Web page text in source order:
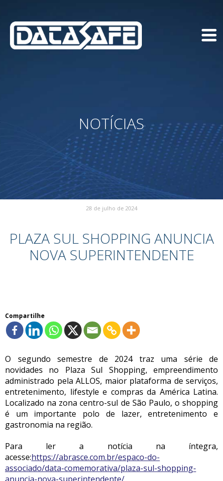
NOTÍCIAS
28 de julho de 2024
PLAZA SUL SHOPPING ANUNCIA
NOVA SUPERINTENDENTE
Compartilhe
O segundo semestre de 2024 traz uma série de
novidades no Plaza Sul Shopping, empreendimento
administrado pela ALLOS, maior plataforma de serviços,
entretenimento, lifestyle e compras da América Latina.
Localizado na zona centro-sul de São Paulo, o shopping
é um importante polo de lazer, entretenimento e
gastronomia na região.
Para ler a notícia na íntegra,
acesse:https://abrasce.com.br/espaco-do-
associado/data-comemorativa/plaza-sul-shopping-